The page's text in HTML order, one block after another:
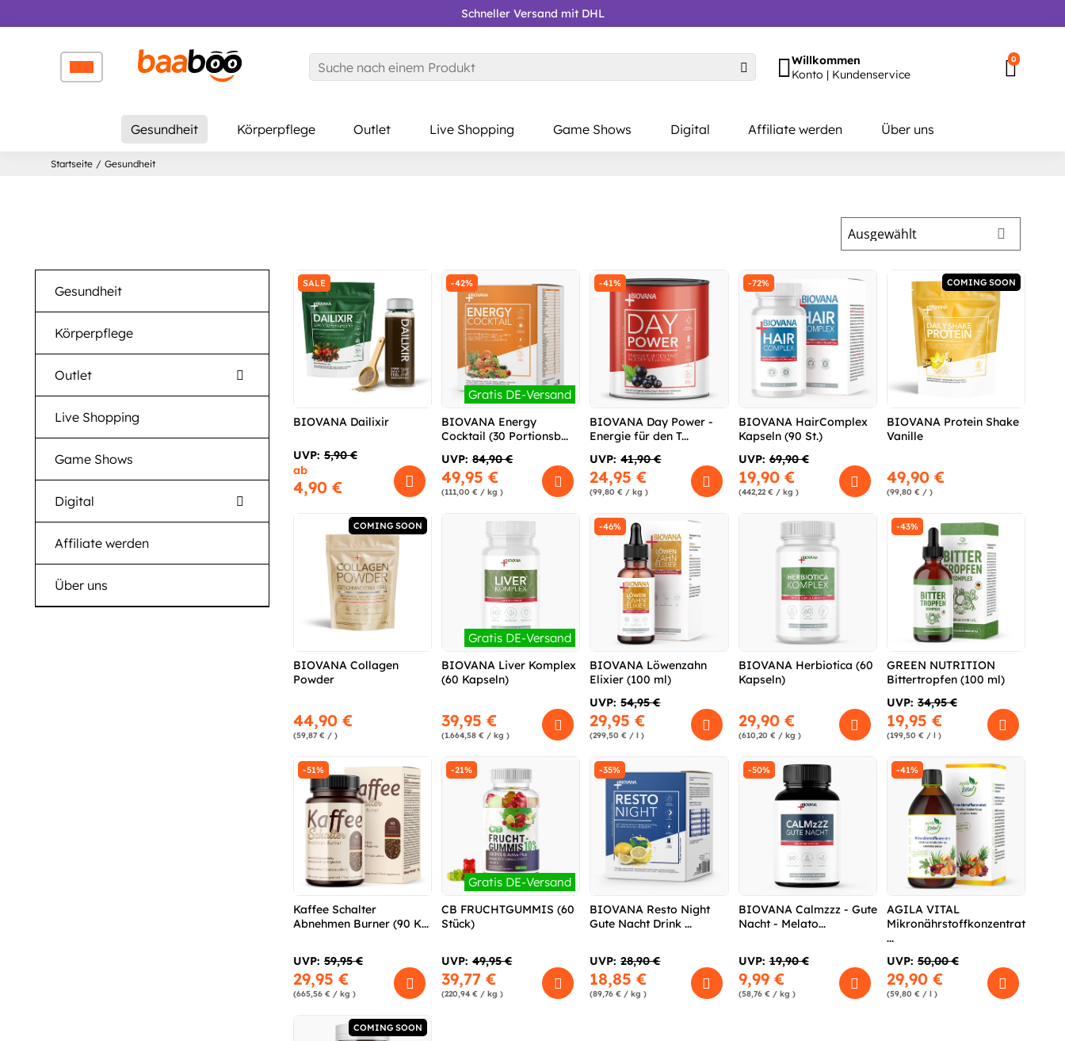
Kostenloser RÜCKVERSAND
Willkommen
Konto | Kundenservice
0
Gesundheit Körperpflege Outlet Live Shopping Game Shows Digital Affiliate werden Über uns
Startseite / Gesundheit
Gesundheit
Körperpflege
Outlet
Live Shopping
Game Shows
Digital
Affiliate werden
Über uns
SALE
BIOVANA Dailixir
UVP: 5,90 €
ab
4,90 €
-42%
Gratis DE-Versand
BIOVANA Energy
Cocktail (30 Portionsb...
UVP: 84,90 €
49,95 €
(111,00 € / kg )
-41%
BIOVANA Day Power -
Energie für den T...
UVP: 41,90 €
24,95 €
(99,80 € / kg )
-72%
BIOVANA HairComplex
Kapseln (90 St.)
UVP: 69,90 €
19,90 €
(442,22 € / kg )
COMING SOON
BIOVANA Protein Shake
Vanille
49,90 €
(99,80 € / )
COMING SOON
BIOVANA Collagen
Powder
44,90 €
(59,87 € / )
Gratis DE-Versand
BIOVANA Liver Komplex
(60 Kapseln)
39,95 €
(1.664,58 € / kg )
-46%
BIOVANA Löwenzahn
Elixier (100 ml)
UVP: 54,95 €
29,95 €
(299,50 € / l )
BIOVANA Herbiotica (60
Kapseln)
29,90 €
(610,20 € / kg )
-43%
GREEN NUTRITION
Bittertropfen (100 ml)
UVP: 34,95 €
19,95 €
(199,50 € / l )
-51%
Kaffee Schalter
Abnehmen Burner (90 K...
UVP: 59,95 €
29,95 €
(665,56 € / kg )
-21%
Gratis DE-Versand
CB FRUCHTGUMMIS (60
Stück)
UVP: 49,95 €
39,77 €
(220,94 € / kg )
-35%
BIOVANA Resto Night
Gute Nacht Drink ...
UVP: 28,90 €
18,85 €
(89,76 € / kg )
-50%
BIOVANA Calmzzz - Gute
Nacht - Melato...
UVP: 19,90 €
9,99 €
(58,76 € / kg )
-41%
AGILA VITAL
Mikronährstoffkonzentrat
...
UVP: 50,00 €
29,90 €
(59,80 € / l )
COMING SOON